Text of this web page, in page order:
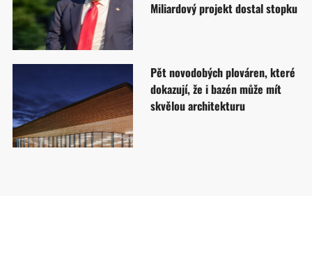
Miliardový projekt dostal stopku
Pět novodobých plováren, které
dokazují, že i bazén může mít
skvělou architekturu